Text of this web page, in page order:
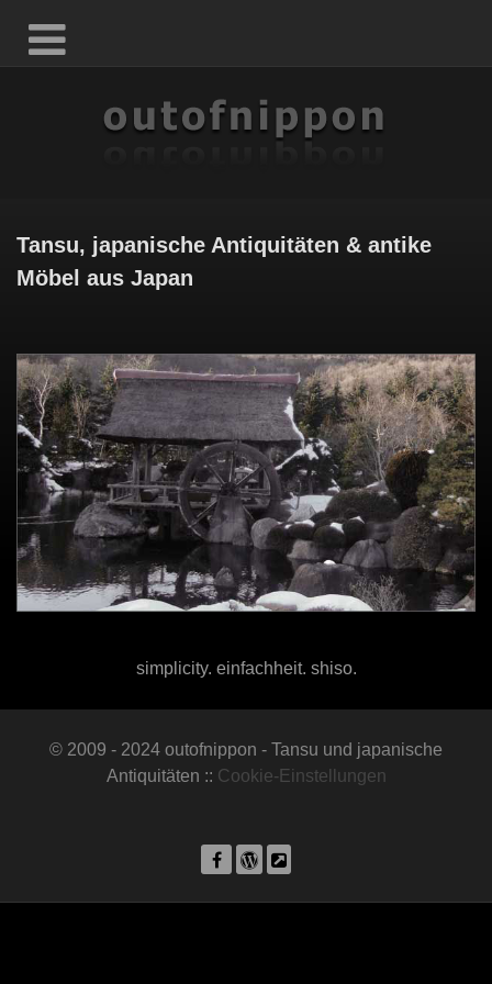
Tansu, japanische Antiquitäten & antike
Möbel aus Japan
simplicity. einfachheit. shiso.
© 2009 - 2024 outofnippon - Tansu und japanische
Antiquitäten :: Cookie-Einstellungen